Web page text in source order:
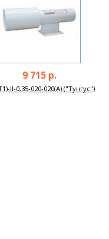
9 715 р.
II-0,35-020-020(А) ("Тунгус")